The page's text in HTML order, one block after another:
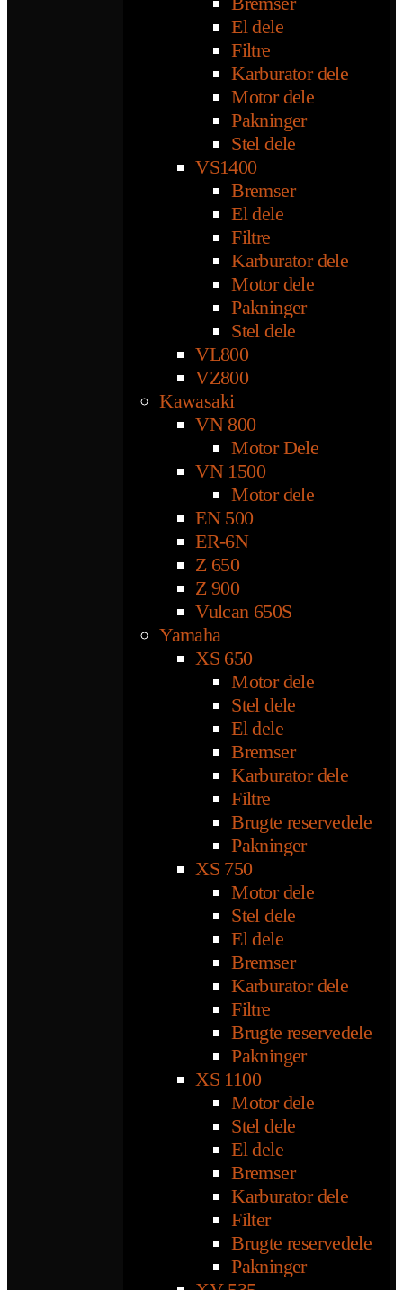
El dele
Filtre
Karburator dele
Motor dele
Pakninger
Stel dele
VS1400
Bremser
El dele
Filtre
Karburator dele
Motor dele
Pakninger
Stel dele
VL800
VZ800
Kawasaki
VN 800
Motor Dele
VN 1500
Motor dele
EN 500
ER-6N
Z 650
Z 900
Vulcan 650S
Yamaha
XS 650
Motor dele
Stel dele
El dele
Bremser
Karburator dele
Filtre
Brugte reservedele
Pakninger
XS 750
Motor dele
Stel dele
El dele
Bremser
Karburator dele
Filtre
Brugte reservedele
Pakninger
XS 1100
Motor dele
Stel dele
El dele
Bremser
Karburator dele
Filter
Brugte reservedele
Pakninger